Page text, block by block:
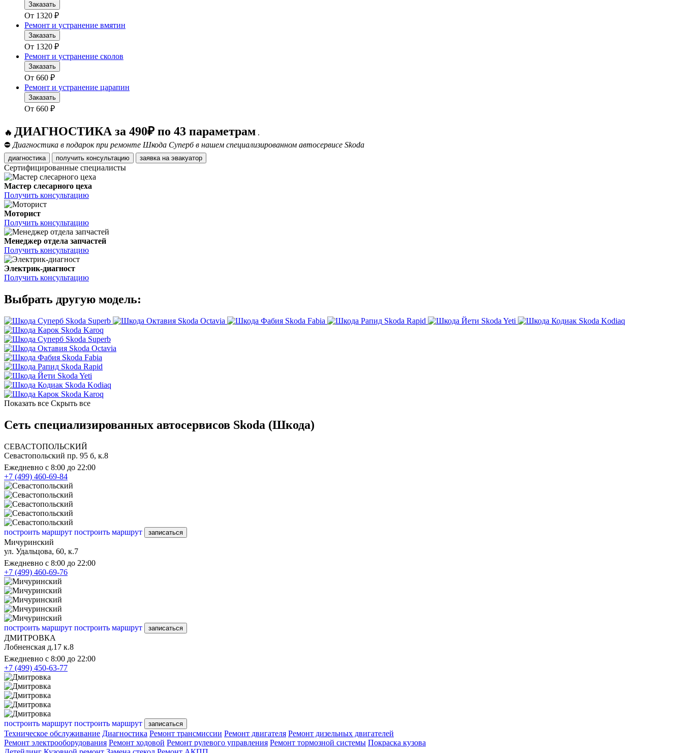
Заказать
От 1320 ₽
Ремонт и устранение вмятин
Заказать
От 1320 ₽
Ремонт и устранение сколов
Заказать
От 660 ₽
Ремонт и устранение царапин
Заказать
От 660 ₽
🔥 ДИАГНОСТИКА за 490₽ по 43 параметрам .
⛔ Диагностика в подарок при ремонте Шкода Суперб в нашем специализированном автосервисе Skoda
диагностика получить консультацию заявка на эвакуатор
Сертифицированные специалисты
Мастер слесарного цеха
Получить консультацию
Моторист
Получить консультацию
Менеджер отдела запчастей
Получить консультацию
Электрик-диагност
Получить консультацию
Выбрать другую модель:
Skoda Superb Skoda Octavia Skoda Fabia Skoda Rapid Skoda Yeti
Skoda Kodiaq
Skoda Karoq
Skoda Superb
Skoda Octavia
Skoda Fabia
Skoda Rapid
Skoda Yeti
Skoda Kodiaq
Skoda Karoq
Показать все Скрыть все
Сеть специализированных автосервисов Skoda (Шкода)
СЕВАСТОПОЛЬСКИЙ
Севастопольский пр. 95 б, к.8
Ежедневно с 8:00 до 22:00
+7 (499) 460-69-84
построить маршрут построить маршрут записаться
Мичуринский
ул. Удальцова, 60, к.7
Ежедневно с 8:00 до 22:00
+7 (499) 460-69-76
построить маршрут построить маршрут записаться
ДМИТРОВКА
Лобненская д.17 к.8
Ежедневно с 8:00 до 22:00
+7 (499) 450-63-77
построить маршрут построить маршрут записаться
Техническое обслуживание Диагностика Ремонт трансмиссии Ремонт двигателя Ремонт дизельных двигателей
Ремонт электрооборудования Ремонт ходовой Ремонт рулевого управления Ремонт тормозной системы Покраска кузова